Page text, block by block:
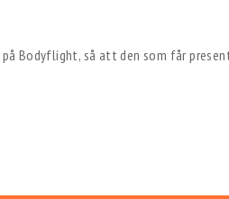
Bodyflight, så att den som får